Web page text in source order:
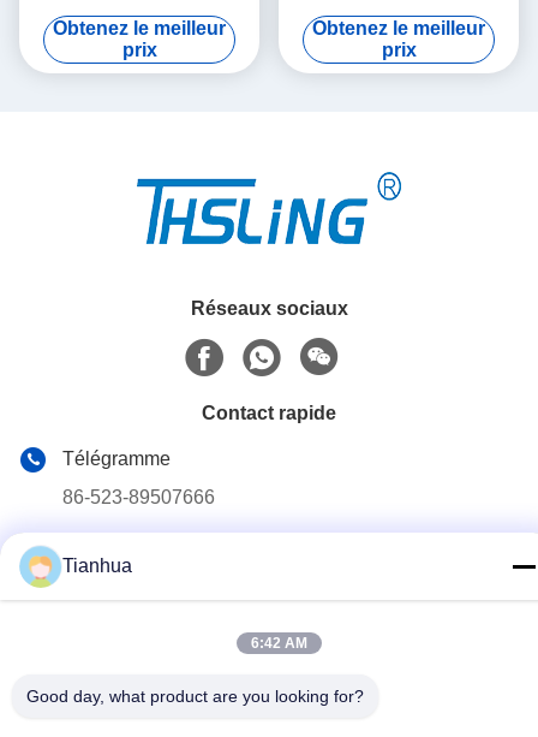
Obtenez le meilleur
prix
d'amortisseur
Obtenez le meilleur
prix
Réseaux sociaux
Contact rapide
Télégramme
86-523-89507666
N° 8, Route de Xinqiao, Parc Industriel de Lingang, District
Tianhua
6:42 AM
Good day, what product are you looking for?